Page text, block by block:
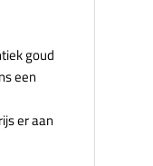
goud
een
er aan